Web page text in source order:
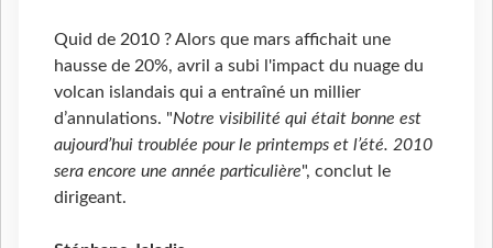
Quid de 2010 ? Alors que mars affichait une
hausse de 20%, avril a subi l'impact du nuage du
volcan islandais qui a entraîné un millier
d’annulations. "Notre visibilité qui était bonne est
aujourd’hui troublée pour le printemps et l’été. 2010
sera encore une année particulière", conclut le
dirigeant.